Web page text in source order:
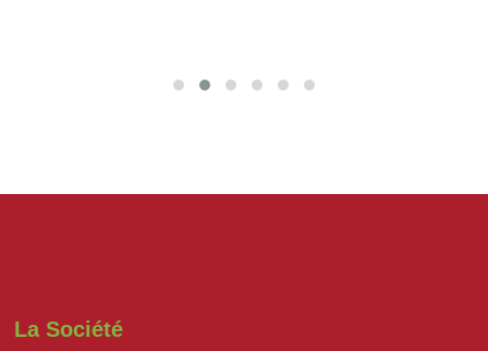
La Société